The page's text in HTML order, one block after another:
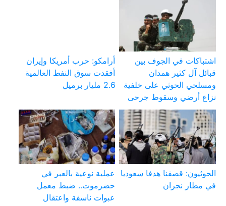
اشتباكات في الجوف بين
قبائل آل كثير همدان
ومسلحي الحوثي على خلفية
نزاع أرضي وسقوط جرحى
أرامكو: حرب أمريكا وإيران
أفقدت سوق النفط العالمية
2.6 مليار برميل
الحوثيون: قصفنا هدفا سعوديا
في مطار نجران
عملية نوعية بالعبر في
حضرموت.. ضبط معمل
عبوات ناسفة واعتقال